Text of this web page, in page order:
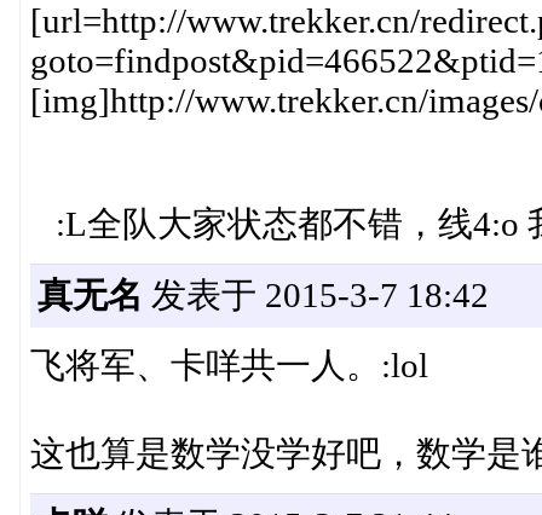
[url=http://www.trekker.cn/
[img]http://www.trekker.cn/
:L全队大家状态都不错，线4:o
真无名 发表于 2015-3-7 18:42
飞将军、卡咩共一人。:lol
这也算是数学没学好吧，数学是